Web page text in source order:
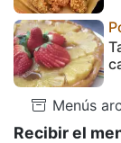
Menús
Recibir el